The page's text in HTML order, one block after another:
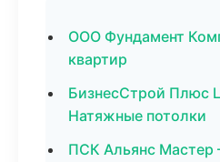
ООО Фундамент
квартир
БизнесСтрой Плюс
Натяжные потолки
ПСК Альянс